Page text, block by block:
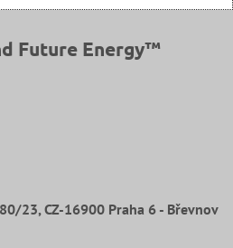
Future Energy™
23, CZ-16900 Praha 6 - Břevnov